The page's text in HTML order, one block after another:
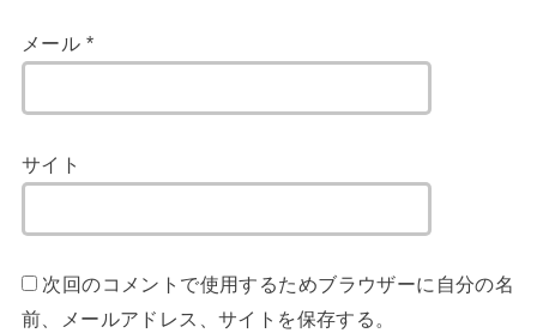
メール *
サイト
次回のコメントで使用するためブラウザーに自分の名
前、メールアドレス、サイトを保存する。